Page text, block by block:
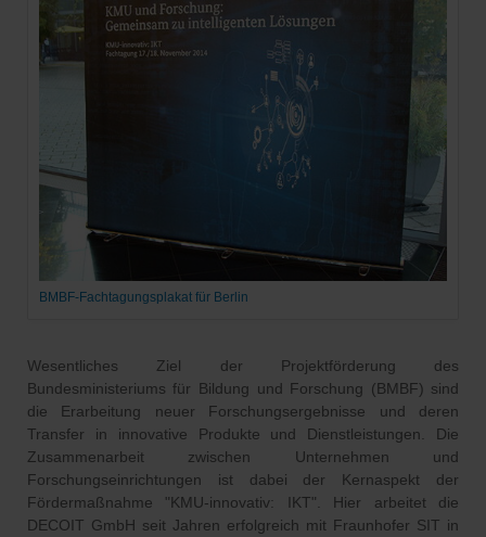
BMBF-Fachtagungsplakat für Berlin
Wesentliches Ziel der Projektförderung des
Bundesministeriums für Bildung und Forschung (BMBF) sind
die Erarbeitung neuer Forschungsergebnisse und deren
Transfer in innovative Produkte und Dienstleistungen. Die
Zusammenarbeit zwischen Unternehmen und
Forschungseinrichtungen ist dabei der Kernaspekt der
Fördermaßnahme "KMU-innovativ: IKT". Hier arbeitet die
DECOIT GmbH seit Jahren erfolgreich mit Fraunhofer SIT in